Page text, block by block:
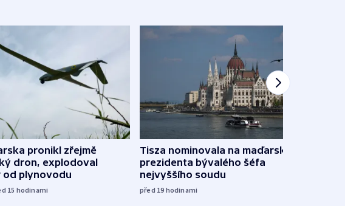
pronikl zřejmě
dron, explodoval
od plynovodu
15 hodinami
Tisza nominovala na maďarského
prezidenta bývalého šéfa
nejvyššího soudu
před 19 hodinami